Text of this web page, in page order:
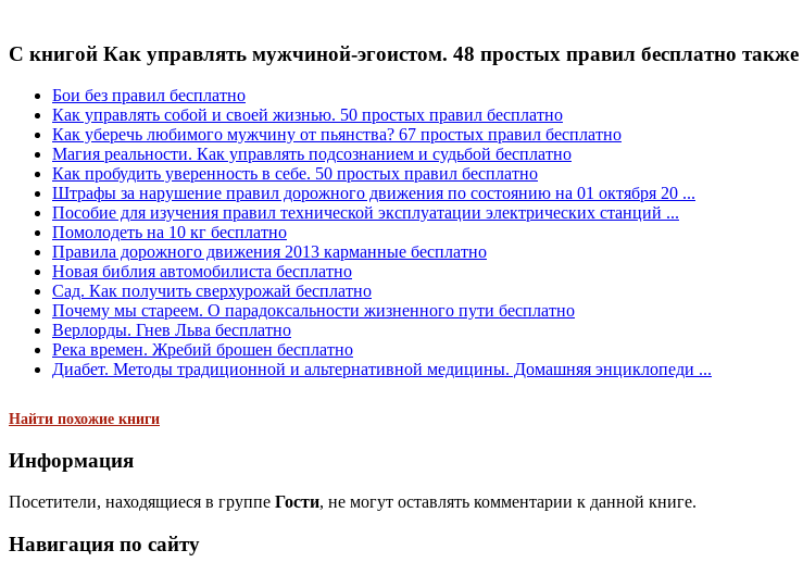
С книгой Как управлять мужчиной-эгоистом. 48 простых правил бесплатно
Бои без правил бесплатно
Как управлять собой и своей жизнью. 50 простых правил бесплатно
Как уберечь любимого мужчину от пьянства? 67 простых правил бесплатно
Магия реальности. Как управлять подсознанием и судьбой бесплатно
Как пробудить уверенность в себе. 50 простых правил бесплатно
Штрафы за нарушение правил дорожного движения по состоянию на 01 октября 20 ...
Пособие для изучения правил технической эксплуатации электрических станций ...
Помолодеть на 10 кг бесплатно
Правила дорожного движения 2013 карманные бесплатно
Новая библия автомобилиста бесплатно
Сад. Как получить сверхурожай бесплатно
Почему мы стареем. О парадоксальности жизненного пути бесплатно
Верлорды. Гнев Льва бесплатно
Река времен. Жребий брошен бесплатно
Диабет. Методы традиционной и альтернативной медицины. Домашняя энциклопеди ...
Найти похожие книги
Информация
Посетители, находящиеся в группе Гости, не могут оставлять комментарии к данной книге.
Навигация по сайту